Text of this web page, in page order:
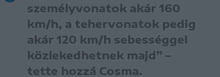
személyvonatok akár 160
km/h, a tehervonatok pedig
akár 120 km/h sebességgel
közlekedhetnek majd” –
tette hozzá Cosma.